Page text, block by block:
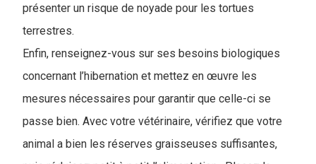
présenter un risque de noyade pour les tortues
terrestres.
Enfin, renseignez-vous sur ses besoins biologiques
concernant l’hibernation et mettez en œuvre les
mesures nécessaires pour garantir que celle-ci se
passe bien. Avec votre vétérinaire, vérifiez que votre
animal a bien les réserves graisseuses suffisantes,